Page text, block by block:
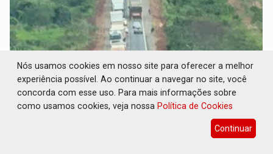
ALERTA NA BR-364: Acidente deixa pista
interrompida na região de Pimenta Bueno
​Motoristas que trafegam pelo trecho devem redobrar a
Nós usamos cookies em nosso site para oferecer a melhor
experiência possível. Ao continuar a navegar no site, você
concorda com esse uso. Para mais informações sobre
como usamos cookies, veja nossa Política de Cookies
Continuar